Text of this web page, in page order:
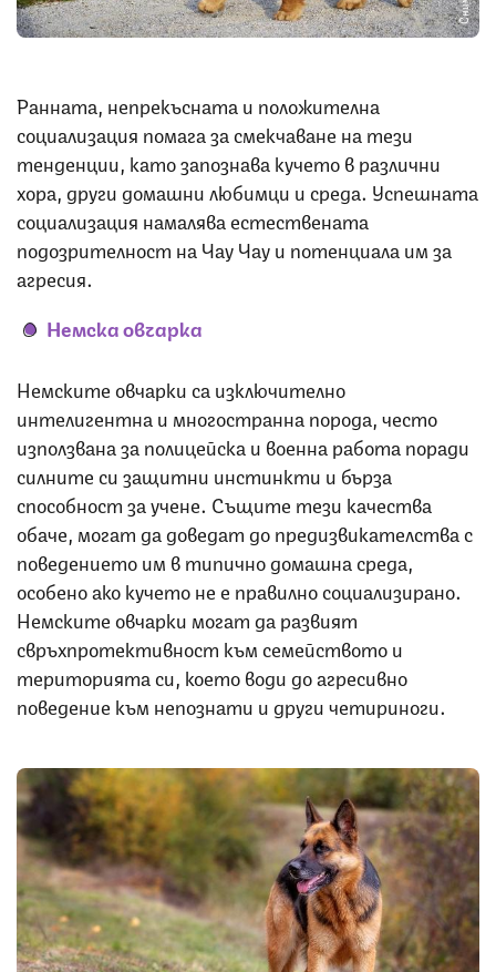
Ранната, непрекъсната и положителна
социализация помага за смекчаване на тези
тенденции, като запознава кучето в различни
хора, други домашни любимци и среда. Успешната
социализация намалява естествената
подозрителност на Чау Чау и потенциала им за
агресия.
Немска овчарка
Немските овчарки са изключително
интелигентна и многостранна порода, често
използвана за полицейска и военна работа поради
силните си защитни инстинкти и бърза
способност за учене. Същите тези качества
обаче, могат да доведат до предизвикателства с
поведението им в типично домашна среда,
особено ако кучето не е правилно социализирано.
Немските овчарки могат да развият
свръхпротективност към семейството и
територията си, което води до агресивно
поведение към непознати и други четириноги.